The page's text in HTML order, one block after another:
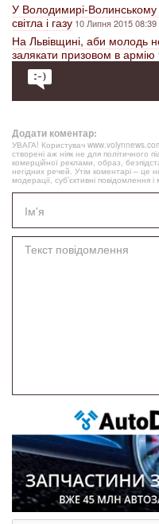
У Володимирі-Волинському
світла і газу 10 Липня 2015 08:39
На Львівщині, аби молодь
залякати призовом в армію
Додати коментар:
УВАГА! Користувач
створені аж ніяк не для політичного
комерційної реклами, образ,
негідних речей. Утім коментарі – це
модерації, суб’єктивні повідомлення